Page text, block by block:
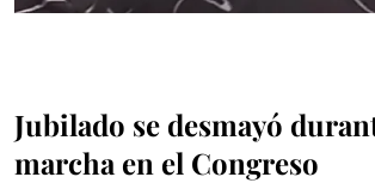
Jubilado se desmayó
marcha en el Congreso